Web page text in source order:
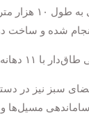
سکوی نشیمن به طول ۲۰۰
در محور رودخانه نقش‌آفرینی خواهد کرد.
مسیل‌ها